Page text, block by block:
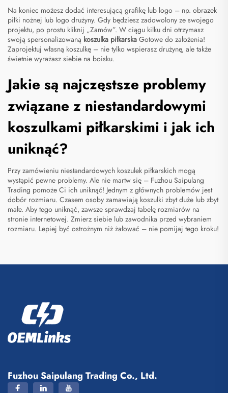
Na koniec możesz dodać interesującą grafikę lub logo – np. obrazek
piłki nożnej lub logo drużyny. Gdy będziesz zadowolony ze swojego
projektu, po prostu kliknij „Zamów”. W ciągu kilku dni otrzymasz
swoją spersonalizowaną koszulka piłkarska Gotowe do założenia!
Zaprojektuj własną koszulkę – nie tylko wspierasz drużynę, ale także
świetnie wyrażasz siebie na boisku.
Jakie są najczęstsze problemy
związane z niestandardowymi
koszulkami piłkarskimi i jak ich
uniknąć?
Przy zamówieniu niestandardowych koszulek piłkarskich mogą
wystąpić pewne problemy. Ale nie martw się – Fuzhou Saipulang
Trading pomoże Ci ich uniknąć! Jednym z głównych problemów jest
dobór rozmiaru. Czasem osoby zamawiają koszulki zbyt duże lub zbyt
małe. Aby tego uniknąć, zawsze sprawdzaj tabelę rozmiarów na
stronie internetowej. Zmierz siebie lub zawodnika przed wybraniem
rozmiaru. Lepiej być ostrożnym niż żałować – nie pomijaj tego kroku!
Fuzhou Saipulang Trading Co., Ltd.